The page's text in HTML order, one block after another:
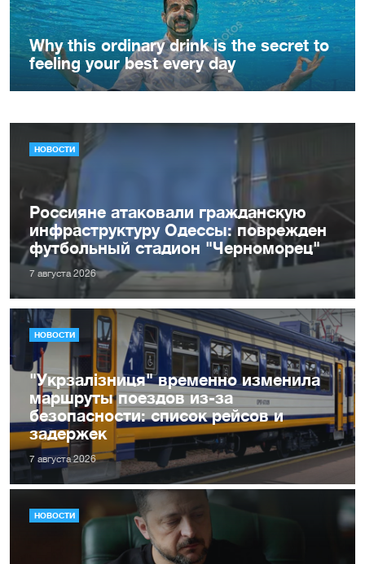
НОВОСТИ
Россияне атаковали гражданскую
инфраструктуру Одессы: поврежден
футбольный стадион "Черноморец"
7 августа 2026
НОВОСТИ
"Укрзалізниця" временно изменила
маршруты поездов из-за
безопасности: список рейсов и
задержек
7 августа 2026
НОВОСТИ